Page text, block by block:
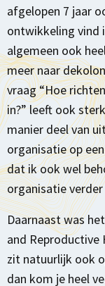
afgelopen 7 jaar
ontwikkeling vind
algemeen ook
meer naar
vraag “Hoe
in?” leeft ook
manier deel van
organisatie op
dat ik ook wel
organisatie
Daarnaast was
and Reproductive
zit natuurlijk ook
dan kom je heel